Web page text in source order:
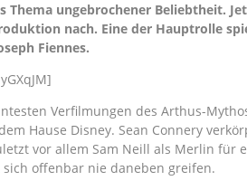
Thema ungebrochener Beliebtheit.
nach. Eine der Hauptrolle
Fiennes.
Verfilmungen des Arthus-
Hause Disney. Sean Connery
vor allem Sam Neill als Merlin für
sich offenbar nie daneben greifen.